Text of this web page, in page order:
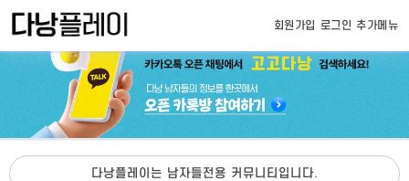
회원가입 로그인 추가메뉴
다낭플레이는 남자들전용 커뮤니티입니다.